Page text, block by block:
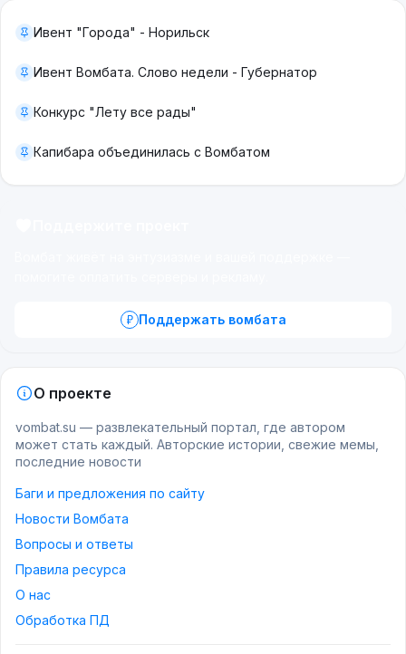
Ивент "Города" - Норильск
Ивент Вомбата. Слово недели - Губернатор
Конкурс "Лету все рады"
Капибара объединилась с Вомбатом
Поддержать вомбата
О проекте
vombat.su — развлекательный портал, где автором
может стать каждый. Авторские истории, свежие мемы,
последние новости
Баги и предложения по сайту
Новости Вомбата
Вопросы и ответы
Правила ресурса
О нас
Обработка ПД